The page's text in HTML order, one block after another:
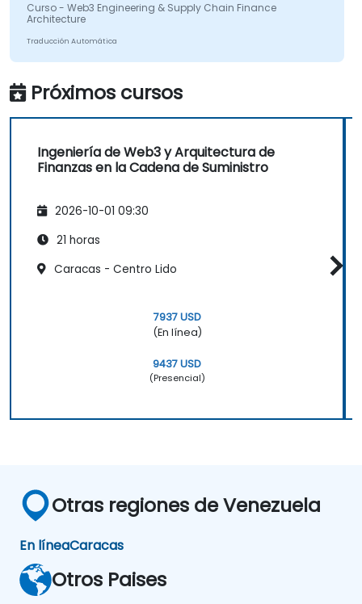
Curso - Web3 Engineering & Supply Chain Finance
Architecture
Traducción Automática
Próximos cursos
Ingeniería de Web3 y Arquitectura de
Finanzas en la Cadena de Suministro
2026-10-01 09:30
21 horas
Caracas - Centro Lido
7937 USD
(En línea)
9437 USD
(Presencial)
Otras regiones de Venezuela
En líneaCaracas
Otros Paises